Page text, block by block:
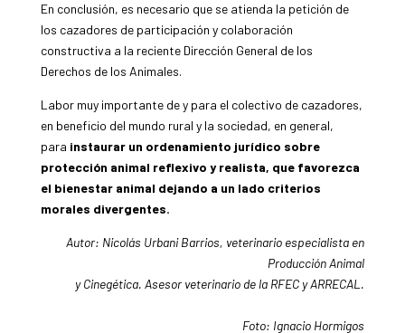
En conclusión, es necesario que se atienda la petición de
los cazadores de participación y colaboración
constructiva a la reciente Dirección General de los
Derechos de los Animales.
Labor muy importante de y para el colectivo de cazadores,
en beneficio del mundo rural y la sociedad, en general,
para instaurar un ordenamiento jurídico sobre
protección animal reflexivo y realista, que favorezca
el bienestar animal dejando a un lado criterios
morales divergentes.
Autor: Nicolás Urbani Barrios, veterinario especialista en
Producción Animal
y Cinegética. Asesor veterinario de la RFEC y ARRECAL.
Foto: Ignacio Hormigos